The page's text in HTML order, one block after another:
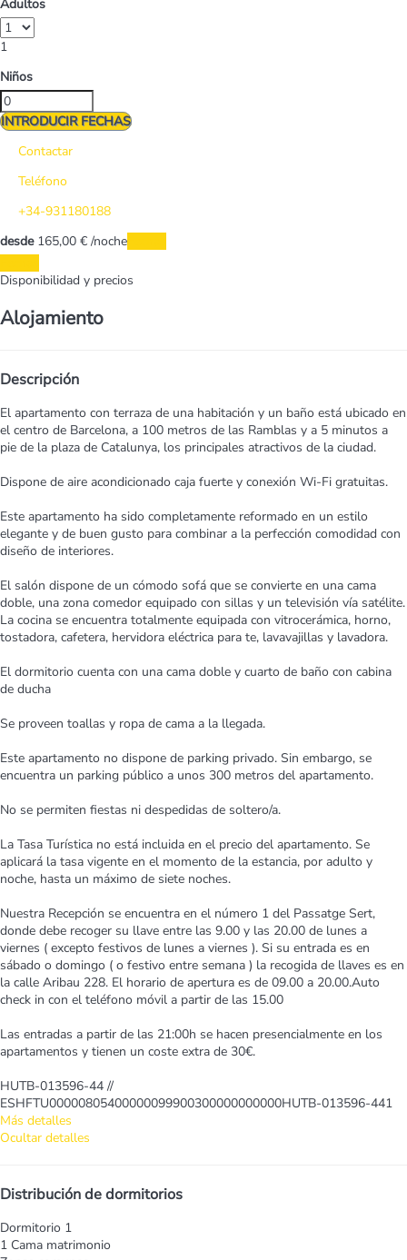
Adultos
1
Niños
INTRODUCIR FECHAS
Contactar
Teléfono
+34-931180188
desde165,00 € /noche
Disponibilidad y precios
Alojamiento
Descripción
El apartamento con terraza de una habitación y un baño está ubicado en
el centro de Barcelona, a 100 metros de las Ramblas y a 5 minutos a
pie de la plaza de Catalunya, los principales atractivos de la ciudad.
Dispone de aire acondicionado caja fuerte y conexión Wi-Fi gratuitas.
Este apartamento ha sido completamente reformado en un estilo
elegante y de buen gusto para combinar a la perfección comodidad con
diseño de interiores.
El salón dispone de un cómodo sofá que se convierte en una cama
doble, una zona comedor equipado con sillas y un televisión vía satélite.
La cocina se encuentra totalmente equipada con vitrocerámica, horno,
tostadora, cafetera, hervidora eléctrica para te, lavavajillas y lavadora.
El dormitorio cuenta con una cama doble y cuarto de baño con cabina
de ducha
Se proveen toallas y ropa de cama a la llegada.
Este apartamento no dispone de parking privado. Sin embargo, se
encuentra un parking público a unos 300 metros del apartamento.
No se permiten fiestas ni despedidas de soltero/a.
La Tasa Turística no está incluida en el precio del apartamento. Se
aplicará la tasa vigente en el momento de la estancia, por adulto y
noche, hasta un máximo de siete noches.
Nuestra Recepción se encuentra en el número 1 del Passatge Sert,
donde debe recoger su llave entre las 9.00 y las 20.00 de lunes a
viernes ( excepto festivos de lunes a viernes ). Si su entrada es en
sábado o domingo ( o festivo entre semana ) la recogida de llaves es en
la calle Aribau 228. El horario de apertura es de 09.00 a 20.00.Auto
check in con el teléfono móvil a partir de las 15.00
Las entradas a partir de las 21:00h se hacen presencialmente en los
apartamentos y tienen un coste extra de 30€.
HUTB-013596-44 //
ESHFTU00000805400000099900300000000000HUTB-013596-441
Más detalles
Ocultar detalles
Distribución de dormitorios
Dormitorio 1
1 Cama matrimonio